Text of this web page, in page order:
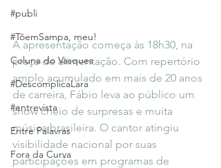
#publi
#TôemSampa, meu!
Coluna do Vasques
#DescomplicaLara
#entrevista
Entre Palavras
Fora da Curva
A apresentação começa às 18h30, na
praça de alimentação. Com repertório
amplo acumulado em mais de 20 anos
de carreira, Fábio leva ao público um
show cheio de surpresas e muita
música brasileira. O cantor atingiu
visibilidade nacional por suas
participações em programas de